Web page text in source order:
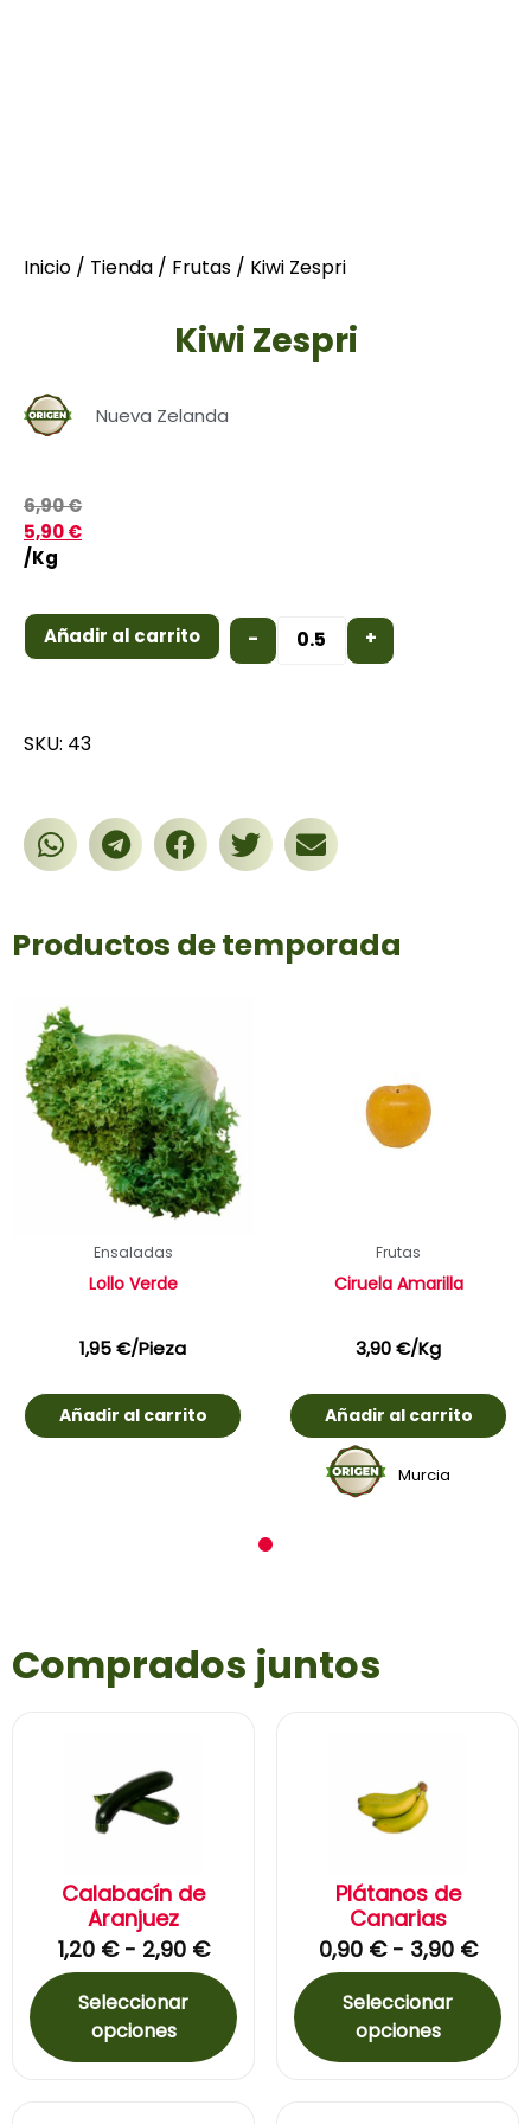
Inicio / Tienda / Frutas / Kiwi Zespri
Kiwi Zespri
Nueva Zelanda
6,90€
5,90€
/Kg
- +
Añadir al carrito
SKU: 43
Productos de temporada
Ensaladas
Lollo Verde
1,95€/Pieza
Añadir al carrito
Frutas
Ciruela Amarilla
3,90€/Kg
Añadir al carrito
Murcia
Comprados juntos
Calabacín de
Aranjuez
1,20 € - 2,90 €
Seleccionar
opciones
Plátanos de
Canarias
0,90 € - 3,90 €
Seleccionar
opciones